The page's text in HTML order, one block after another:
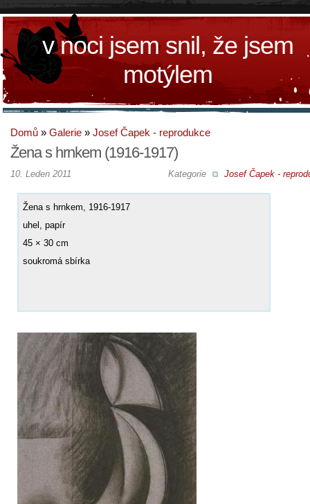
v noci jsem snil, že jsem
motýlem
Domů » Galerie » Josef Čapek - reprodukce
Žena s hrnkem (1916-1917)
Kategorie Josef Čapek -
10. Leden 2011
Žena s hrnkem, 1916-1917
uhel, papír
45 × 30 cm
soukromá sbírka